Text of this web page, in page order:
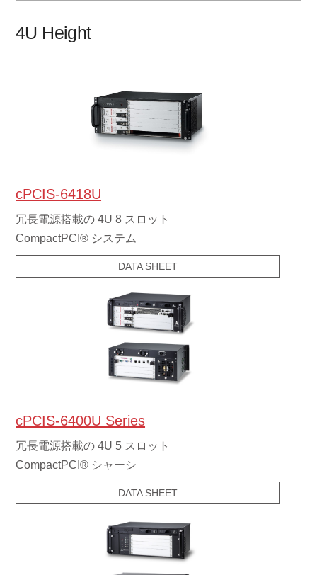
4U Height
cPCIS-6418U
冗長電源搭載の 4U 8 スロット
CompactPCI® システム
DATA SHEET
cPCIS-6400U Series
冗長電源搭載の 4U 5 スロット
CompactPCI® シャーシ
DATA SHEET